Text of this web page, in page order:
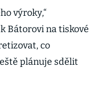
výroky,“
Bátorovi na tiskové
co
plánuje sdělit